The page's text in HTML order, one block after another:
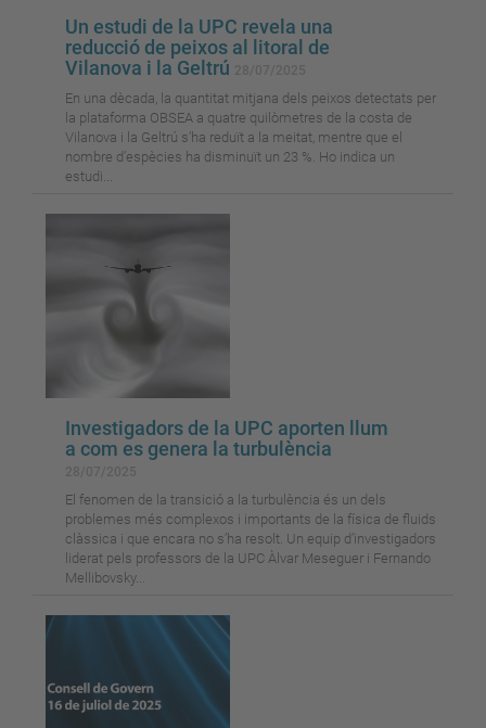
Un estudi de la UPC revela una
reducció de peixos al litoral de
Vilanova i la Geltrú
En una dècada, la quantitat mitjana dels peixos detectats per
la plataforma OBSEA a quatre quilòmetres de la costa de
Vilanova i la Geltrú s’ha reduït a la meitat, mentre que el
nombre d’espècies ha disminuït un 23 %. Ho indica un
estudi...
Investigadors de la UPC aporten llum
a com es genera la turbulència
El fenomen de la transició a la turbulència és un dels
problemes més complexos i importants de la física de fluids
clàssica i que encara no s’ha resolt. Un equip d’investigadors
liderat pels professors de la UPC Àlvar Meseguer i Fernando
Mellibovsky...